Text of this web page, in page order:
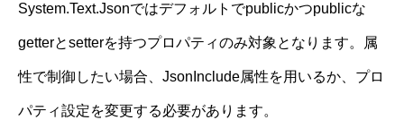
System.Text.Jsonではデフォルトでpublicかつpublicな
getterとsetterを持つプロパティのみ対象となります。属
性で制御したい場合、JsonInclude属性を用いるか、プロ
パティ設定を変更する必要があります。